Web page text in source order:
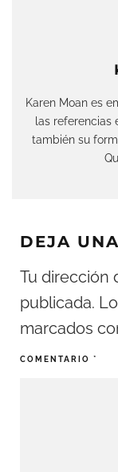
Karen Moan es
las referencias
también su
DEJA
Tu dirección
publicada.
marcados
COMENTARIO *